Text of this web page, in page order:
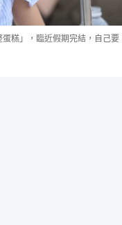
糕」，臨近假期完結，自己要